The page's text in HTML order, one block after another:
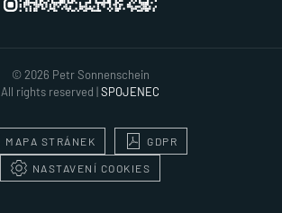
©2026 Petr Sonnenschein
All rights reserved |SPOJENEC
MAPA STRÁNEK GDPR
NASTAVENÍ COOKIES